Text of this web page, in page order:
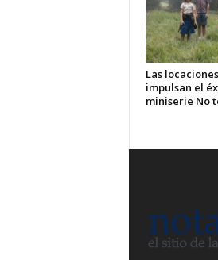
Las
impulsan el
miniserie No